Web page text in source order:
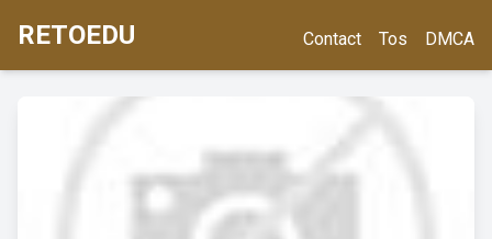
RETOEDU Contact Tos DMCA